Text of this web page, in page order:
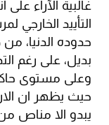
غالبية الآراء
التأييد الخارجي
حدوده الدنيا،
بديل، على رغم
وعلى مستوى
حيث يظهر ان
يبدو الا مناص